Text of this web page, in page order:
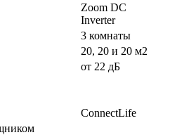
Zoom DC
Inverter
3 комнаты
20, 20 и 20 м2
от 22 дБ
ConnectLife